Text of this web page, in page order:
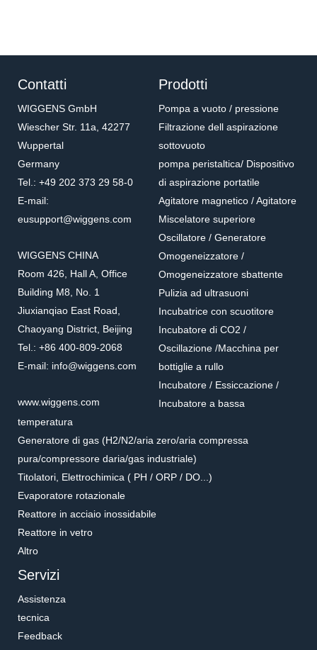
Contatti
WIGGENS GmbH
Wiescher Str. 11a, 42277
Wuppertal
Germany
Tel.: +49 202 373 29 58-0
E-mail:
eusupport@wiggens.com
WIGGENS CHINA
Room 426, Hall A, Office
Building M8, No. 1
Jiuxianqiao East Road,
Chaoyang District, Beijing
Tel.: +86 400-809-2068
E-mail: info@wiggens.com
www.wiggens.com
Prodotti
Pompa a vuoto / pressione
Filtrazione dell aspirazione
sottovuoto
pompa peristaltica/ Dispositivo
di aspirazione portatile
Agitatore magnetico / Agitatore
Miscelatore superiore
Oscillatore / Generatore
Omogeneizzatore /
Omogeneizzatore sbattente
Pulizia ad ultrasuoni
Incubatrice con scuotitore
Incubatore di CO2 /
Oscillazione /Macchina per
bottiglie a rullo
Incubatore / Essiccazione /
Incubatore a bassa
temperatura
Generatore di gas (H2/N2/aria zero/aria compressa
pura/compressore daria/gas industriale)
Titolatori, Elettrochimica ( PH / ORP / DO...)
Evaporatore rotazionale
Reattore in acciaio inossidabile
Reattore in vetro
Altro
Servizi
Assistenza
tecnica
Feedback